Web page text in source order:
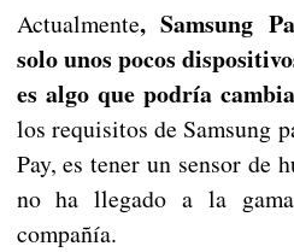
Actualmente, Samsung
solo unos pocos
es algo que podría
los requisitos de Samsung
Pay, es tener un sensor de
no ha llegado a la
compañía.